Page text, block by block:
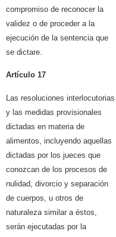
compromiso de reconocer la
validez o de proceder a la
ejecución de la sentencia que
se dictare.
Artículo 17
Las resoluciones interlocutorias
y las medidas provisionales
dictadas en materia de
alimentos, incluyendo aquellas
dictadas por los jueces que
conozcan de los procesos de
nulidad, divorcio y separación
de cuerpos, u otros de
naturaleza similar a éstos,
serán ejecutadas por la